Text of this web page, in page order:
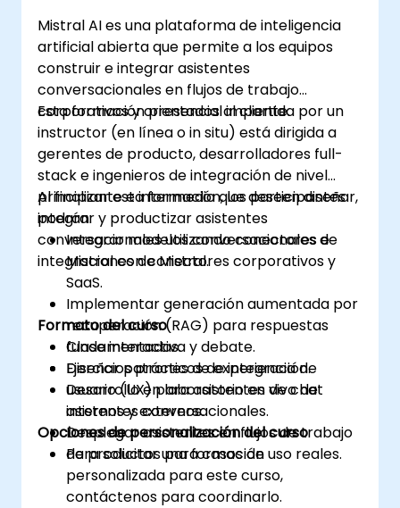
Mistral AI es una plataforma de inteligencia
artificial abierta que permite a los equipos
construir e integrar asistentes
conversacionales en flujos de trabajo
corporativos y orientados al cliente.
Esta formación presencial impartida por un
instructor (en línea o in situ) está dirigida a
gerentes de producto, desarrolladores full-
stack e ingenieros de integración de nivel
principiante e intermedio que deseen diseñar,
integrar y productizar asistentes
conversacionales utilizando conectores e
integraciones de Mistral.
Al finalizar esta formación, los participantes
podrán:
Integrar modelos conversacionales de
Mistral con conectores corporativos y
SaaS.
Implementar generación aumentada por
recuperación (RAG) para respuestas
fundamentadas.
Diseñar patrones de experiencia de
usuario (UX) para asistentes de chat
internos y externos.
Desplegar asistentes en flujos de trabajo
de productos para casos de uso reales.
Formato del curso
Clase interactiva y debate.
Ejercicios prácticos de integración.
Desarrollo en laboratorio en vivo de
asistentes conversacionales.
Opciones de personalización del curso
Para solicitar una formación
personalizada para este curso,
contáctenos para coordinarlo.